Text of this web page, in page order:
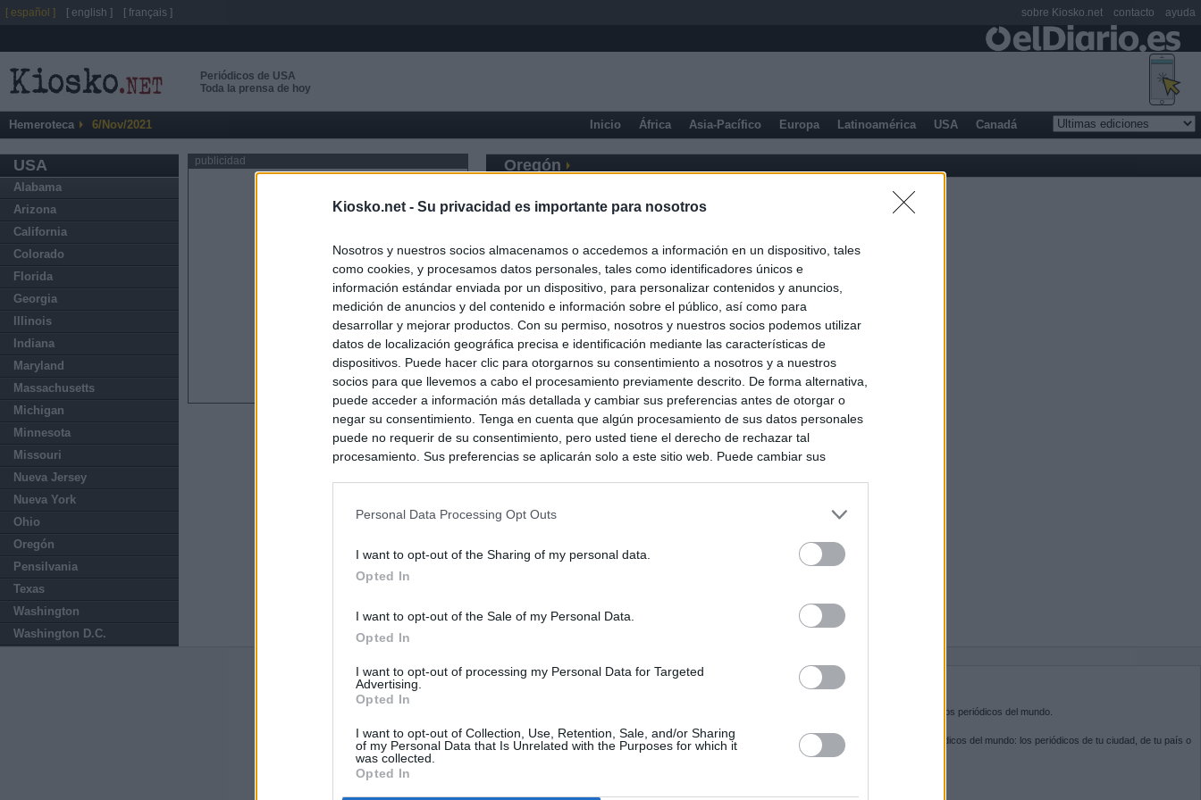
Kiosko.net - Su privacidad es importante para nosotros
Nosotros y nuestros socios almacenamos o accedemos a información en un dispositivo, tales
como cookies, y procesamos datos personales, tales como identificadores únicos e
información estándar enviada por un dispositivo, para personalizar contenidos y anuncios,
medición de anuncios y del contenido e información sobre el público, así como para
desarrollar y mejorar productos. Con su permiso, nosotros y nuestros socios podemos utilizar
datos de localización geográfica precisa e identificación mediante las características de
dispositivos. Puede hacer clic para otorgarnos su consentimiento a nosotros y a nuestros
socios para que llevemos a cabo el procesamiento previamente descrito. De forma alternativa,
puede acceder a información más detallada y cambiar sus preferencias antes de otorgar o
negar su consentimiento. Tenga en cuenta que algún procesamiento de sus datos personales
puede no requerir de su consentimiento, pero usted tiene el derecho de rechazar tal
procesamiento. Sus preferencias se aplicarán solo a este sitio web. Puede cambiar sus
Personal Data Processing Opt Outs
I want to opt-out of the Sharing of my personal data.
Opted In
I want to opt-out of the Sale of my Personal Data.
Opted In
I want to opt-out of processing my Personal Data for Targeted
Advertising.
Opted In
I want to opt-out of Collection, Use, Retention, Sale, and/or Sharing
of my Personal Data that Is Unrelated with the Purposes for which it
was collected.
Opted In
Periódicos de USA
Toda la prensa de hoy
Hemeroteca 6/Nov/2021 Inicio África Asia-Pacífico Europa Latinoamérica USA Canadá
USA
Alabama
Arizona
California
Colorado
Florida
Georgia
Illinois
Indiana
Maryland
Massachusetts
Michigan
Minnesota
Missouri
Nueva Jersey
Nueva York
Ohio
Oregón
Pensilvania
Texas
Washington
Washington D.C.
publicidad Oregón
Últimas noticias
tras nuevas llamadas a cruzar la frontera
"¿Cuál es el plan?": dentro de los grupos de WhatsApp, Facebook e Instagram
SOBRE KIOSKO.NET
es la puerta de entrada a los periódicos del mundo.
Navega por las portadas de los periódicos del mundo: los periódicos de tu ciudad, de tu país o
del otro extremo del mundo.
[ español ] [ english ] [ français ] sobre Kiosko.net contacto ayuda